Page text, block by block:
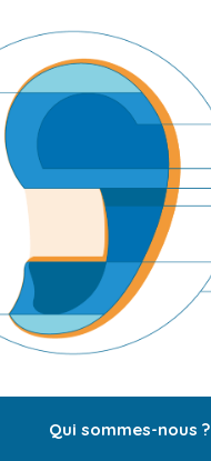
Qui sommes-nous ?